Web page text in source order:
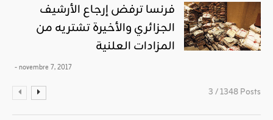
فرنسا ترفض إرجاع الأرشيف
الجزائري والأخيرة تشتريه من
المزادات العلنية
- novembre 7, 2017
3 / 1348 Posts